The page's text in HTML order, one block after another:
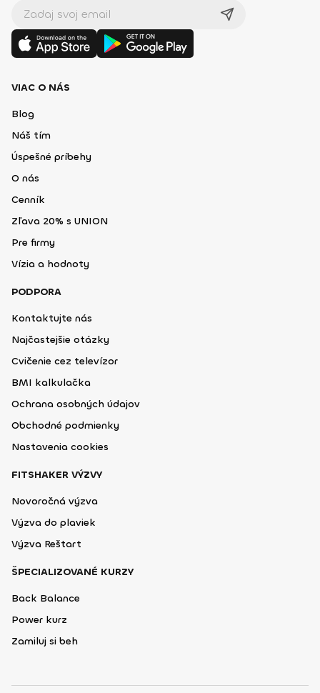
VIAC O NÁS
Blog
Náš tím
Úspešné príbehy
O nás
Cenník
Zľava 20% s UNION
Pre firmy
Vízia a hodnoty
PODPORA
Kontaktujte nás
Najčastejšie otázky
Cvičenie cez televízor
BMI kalkulačka
Ochrana osobných údajov
Obchodné podmienky
Nastavenia cookies
FITSHAKER VÝZVY
Novoročná výzva
Výzva do plaviek
Výzva Reštart
ŠPECIALIZOVANÉ KURZY
Back Balance
Power kurz
Zamiluj si beh